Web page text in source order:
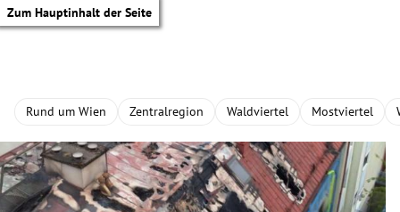
Zum Hauptinhalt der Seite
Rund um Wien Zentralregion Waldviertel Mostviertel